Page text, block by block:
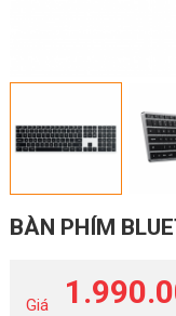
BÀN PHÍM
Giá